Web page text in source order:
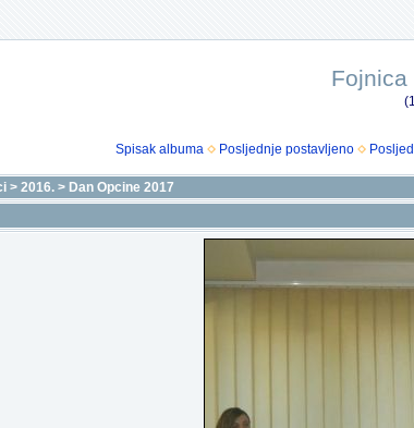
Fojnica
Spisak albuma
Posljednje postavljeno
> 2016. > Dan Opcine 2017